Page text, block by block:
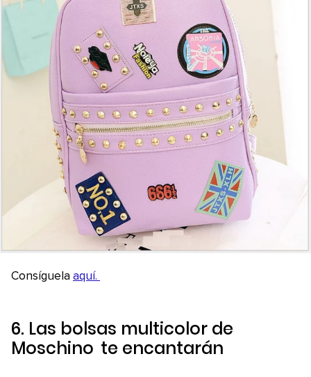
Consíguela aquí.
6. Las bolsas multicolor de
Moschino te encantarán